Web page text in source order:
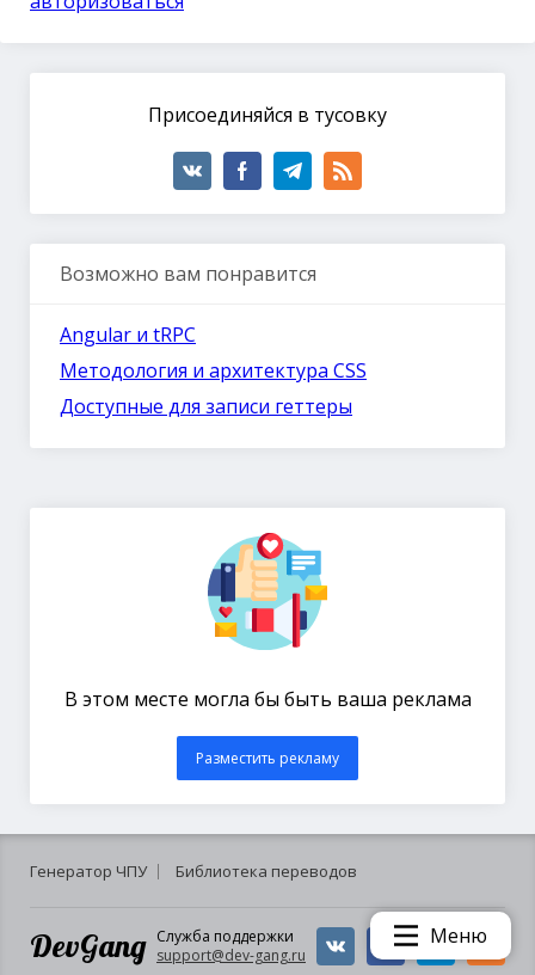
Присоединяйся в тусовку
Возможно вам понравится
Angular и tRPC
Методология и архитектура CSS
Доступные для записи геттеры
В этом месте могла бы быть ваша реклама
Разместить рекламу
Генератор ЧПУ Библиотека переводов
DevGang Служба поддержки
support@dev-gang.ru
Меню